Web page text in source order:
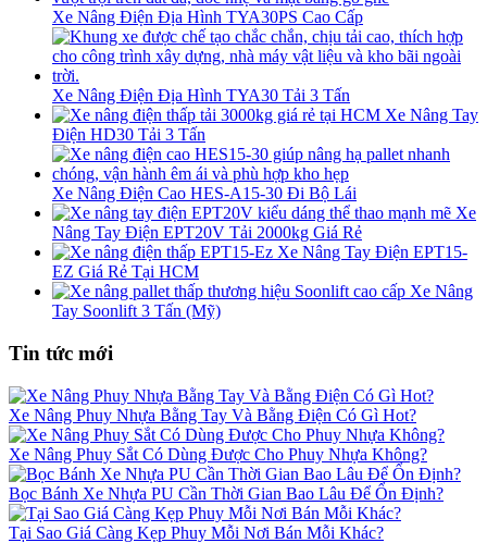
Xe Nâng Điện Địa Hình TYA30PS Cao Cấp
Xe Nâng Điện Địa Hình TYA30 Tải 3 Tấn
Xe Nâng Tay
Điện HD30 Tải 3 Tấn
Xe Nâng Điện Cao HES-A15-30 Đi Bộ Lái
Xe
Nâng Tay Điện EPT20V Tải 2000kg Giá Rẻ
Xe Nâng Tay Điện EPT15-
EZ Giá Rẻ Tại HCM
Xe Nâng
Tay Soonlift 3 Tấn (Mỹ)
Tin tức mới
Xe Nâng Phuy Nhựa Bằng Tay Và Bằng Điện Có Gì Hot?
Xe Nâng Phuy Sắt Có Dùng Được Cho Phuy Nhựa Không?
Bọc Bánh Xe Nhựa PU Cần Thời Gian Bao Lâu Để Ổn Định?
Tại Sao Giá Càng Kẹp Phuy Mỗi Nơi Bán Mỗi Khác?